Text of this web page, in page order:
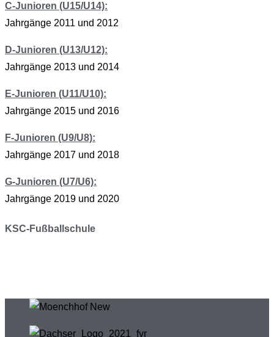
C-Junioren (U15/U14):
Jahrgänge 2011 und 2012
D-Junioren (U13/U12):
Jahrgänge 2013 und 2014
E-Junioren (U11/U10):
Jahrgänge 2015 und 2016
F-Junioren (U9/U8):
Jahrgänge 2017 und 2018
G-Junioren (U7/U6):
Jahrgänge 2019 und 2020
KSC-Fußballschule